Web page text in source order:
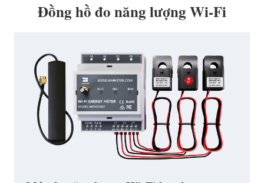
Đồng hồ đo năng lượng Wi-Fi